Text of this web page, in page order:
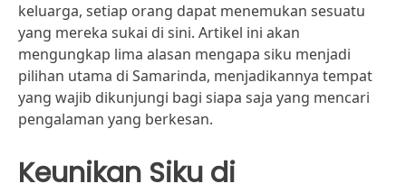
keluarga, setiap orang dapat menemukan sesuatu
yang mereka sukai di sini. Artikel ini akan
mengungkap lima alasan mengapa siku menjadi
pilihan utama di Samarinda, menjadikannya tempat
yang wajib dikunjungi bagi siapa saja yang mencari
pengalaman yang berkesan.
Keunikan Siku di